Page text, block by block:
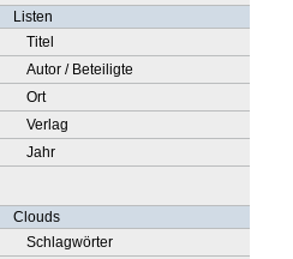
Listen
Titel
Autor / Beteiligte
Ort
Verlag
Jahr
Clouds
Schlagwörter